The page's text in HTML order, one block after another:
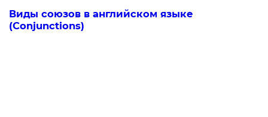
Виды союзов в английском языке
(Conjunctions)